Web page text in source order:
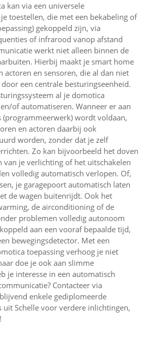
kan via een universele
toestellen, die met een bekabeling of
gekoppeld zijn, via
of infrarood vanop afstand
werkt niet alleen binnen de
Hierbij maakt je smart home
actoren en sensoren, die al dan niet
een centrale besturingseenheid.
al je domotica
of automatiseren. Wanneer er aan
(programmeerwerk) wordt voldaan,
en actoren daarbij ook
worden, zonder dat je zelf
Zo kan bijvoorbeeld het doven
van je verlichting of het uitschakelen
volledig automatisch verlopen. Of,
je garagepoort automatisch laten
de wagen buitenrijdt. Ook het
de airconditioning of de
problemen volledig autonoom
aan een vooraf bepaalde tijd,
bewegingsdetector. Met een
toepassing verhoog je niet
doe je ook aan slimme
je interesse in een automatisch
Contacteer via
enkele gediplomeerde
uit Schelle voor verdere inlichtingen,